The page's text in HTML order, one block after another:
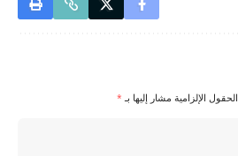
الحقول الإلزامية مشار إليها بـ *